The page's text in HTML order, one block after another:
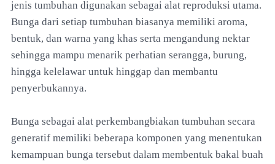
jenis tumbuhan digunakan sebagai alat reproduksi utama.
Bunga dari setiap tumbuhan biasanya memiliki aroma,
bentuk, dan warna yang khas serta mengandung nektar
sehingga mampu menarik perhatian serangga, burung,
hingga kelelawar untuk hinggap dan membantu
penyerbukannya.
Bunga sebagai alat perkembangbiakan tumbuhan secara
generatif memiliki beberapa komponen yang menentukan
kemampuan bunga tersebut dalam membentuk bakal buah